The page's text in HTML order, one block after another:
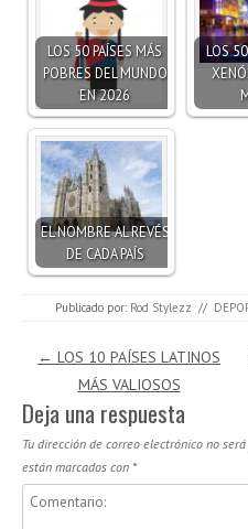
LOS 50 PAÍSES MÁS
POBRES DEL MUNDO
EN 2026
LOS
EL NOMBRE AL REVÉS
DE CADA PAÍS
Publicado por: Rod Stylezz //
Navegación de entradas
← LOS 10 PAÍSES LATINOS
MÁS VALIOSOS
Deja una respuesta
Tu dirección de correo electrónico no será
están marcados con *